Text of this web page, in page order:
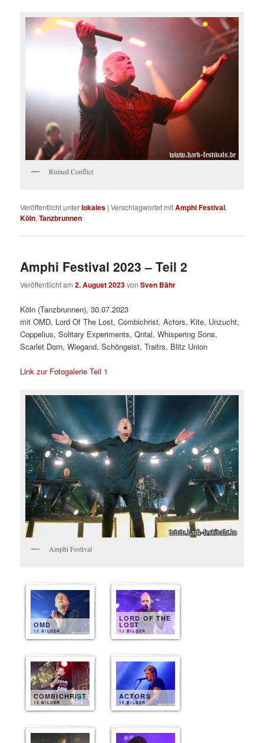
Ruined Conflict
Veröffentlicht unterlokales |Verschlagwortet mitAmphi Festival,
Köln,Tanzbrunnen
Amphi Festival 2023 – Teil 2
Veröffentlicht am2. August 2023vonSven Bähr
Köln (Tanzbrunnen), 30.07.2023
mit OMD, Lord Of The Lost, Combichrist, Actors, Kite, Unzucht,
Coppelius, Solitary Experiments, Qntal, Whispering Sons,
Scarlet Dorn, Wiegand, Schöngeist, Traitrs, Blitz Union
Link zur Fotogalerie Teil 1
Amphi Festival
OMD
13 BILDER
LORD OF THE
LOST
13 BILDER
COMBICHRIST
13 BILDER
ACTORS
10 BILDER